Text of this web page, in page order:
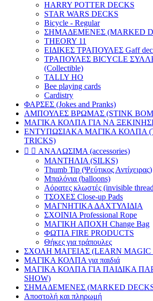
HARRY POTTER DECKS
STAR WARS DECKS
Bicycle - Regular
ΣΗΜΑΔΕΜΕΝΕΣ (MARKED
THEORY 11
ΕΙΔΙΚΕΣ ΤΡΑΠΟΥΛΕΣ Gaff
ΤΡΑΠΟΥΛΕΣ BICYCLE
(Collectible)
TALLY HO
Bee playing cards
Cardistry
ΦΑΡΣΕΣ (Jokes and Pranks)
ΑΜΠΟΥΛΕΣ ΒΡΩΜΑΣ (STINK
ΜΑΓΙΚΑ ΚΟΛΠΑ ΓΙΑ ΝΑ
ΕΝΤΥΠΩΣΙΑΚΑ ΜΑΓΙΚΑ ΚΟΛΠΑ
TRICKS)
  ΑΝΑΛΩΣΙΜΑ (accessories)
ΜΑΝΤΗΛΙΑ (SILKS)
Thumb Tip (Ψεύτικος Αντίχειρας)
Μπαλόνια (balloons)
Αόρατες κλωστές (invisible
ΤΣΟΧΕΣ Close-up Pads
ΜΑΓΝΗΤΙΚΑ ΔΑΧΤΥΛΙΔΙΑ
ΣΧΟΙΝΙΑ Professional Rope
ΜΑΓΙΚΗ ΑΠΟΧΗ Change Bag
ΦΩΤΙΑ FIRE PRODUCTS
Θήκες για τράπουλες
ΣΧΟΛΗ ΜΑΓΕΙΑΣ (LEARN MAGIC
ΜΑΓΙΚΑ ΚΟΛΠΑ για παιδιά
ΜΑΓΙΚΑ ΚΟΛΠΑ ΓΙΑ ΠΑΙΔΙΚΑ
SHOW)
ΣΗΜΑΔΕΜΕΝΕΣ (MARKED
Αποστολή και πληρωμή